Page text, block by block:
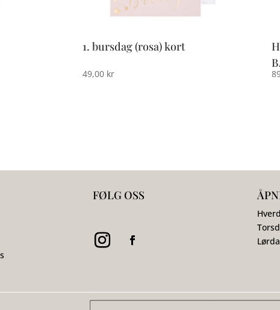
1. bursdag (rosa) kort
49,00 kr
FØLG OSS